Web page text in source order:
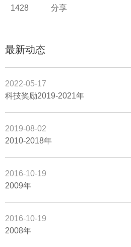
1428 分享
最新动态
2022-05-17
科技奖励2019-2021年
2019-08-02
2010-2018年
2016-10-19
2009年
2016-10-19
2008年